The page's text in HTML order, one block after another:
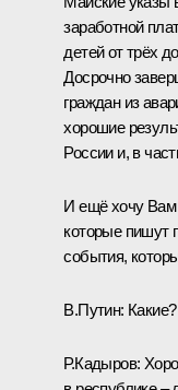
заработной
детей от трёх
Досрочно
граждан из
хорошие
России и, в
И ещё хочу Вам
которые пишут
события,
В.Путин: Какие?
Р.Кадыров: